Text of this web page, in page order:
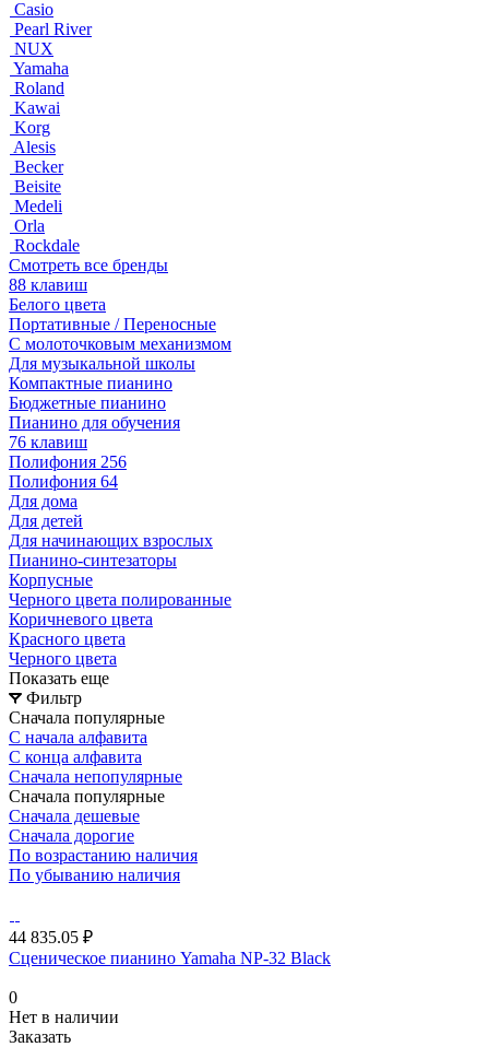
Casio
Pearl River
NUX
Yamaha
Roland
Kawai
Korg
Alesis
Becker
Beisite
Medeli
Orla
Rockdale
Смотреть все бренды
88 клавиш
Белого цвета
Портативные / Переносные
С молоточковым механизмом
Для музыкальной школы
Компактные пианино
Бюджетные пианино
Пианино для обучения
76 клавиш
Полифония 256
Полифония 64
Для дома
Для детей
Для начинающих взрослых
Пианино-синтезаторы
Корпусные
Черного цвета полированные
Коричневого цвета
Красного цвета
Черного цвета
Показать еще
Фильтр
Сначала популярные
С начала алфавита
С конца алфавита
Сначала непопулярные
Сначала популярные
Сначала дешевые
Сначала дорогие
По возрастанию наличия
По убыванию наличия
44 835.05 ₽
Сценическое пианино Yamaha NP-32 Black
0
Нет в наличии
Заказать